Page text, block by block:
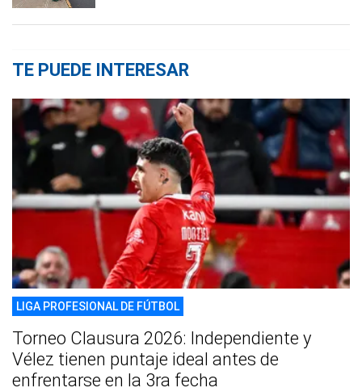
TE PUEDE INTERESAR
LIGA PROFESIONAL DE FÚTBOL
Torneo Clausura 2026: Independiente y
Vélez tienen puntaje ideal antes de
enfrentarse en la 3ra fecha